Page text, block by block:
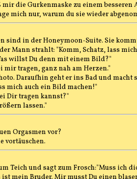
die Gurkenmaske zu einem besseren
mich nur, warum du sie wieder
sind in der Honeymoon-Suite. Sie
Mann strahlt: "Komm, Schatz, lass
willst Du denn mit einem Bild?"
mir tragen, ganz nah am Herzen."
Daraufhin geht er ins Bad und
mich auch ein Bild machen!"
Dir tragen kannst?"
lassen."
Orgasmen vor?
vortäuschen.
Teich und sagt zum Frosch:"Muss ich